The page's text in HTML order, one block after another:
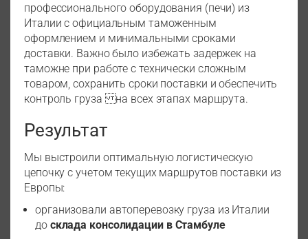
профессионального оборудования (печи) из
Италии с официальным таможенным
оформлением и минимальными сроками
доставки. Важно было избежать задержек на
таможне при работе с технически сложным
товаром, сохранить сроки поставки и обеспечить
контроль груза на всех этапах маршрута.
Результат
Мы выстроили оптимальную логистическую
цепочку с учетом текущих маршрутов поставки из
Европы:
организовали автоперевозку груза из Италии
до склада консолидации в Стамбуле